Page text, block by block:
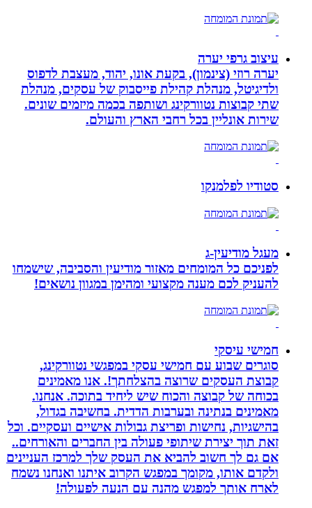
עיצוב גרפי יערה
יערה רוזי (צינמון), בקעת אונו, יהוד, מעצבת לדפוס
ולדיגיטל, מנהלת קהילת פייסבוק של עסקים, מנהלת
שתי קבוצות נטוורקינג ושותפה בכמה מיזמים שונים.
שירות אונליין בכל רחבי הארץ והעולם.
סטודיו לפלמנקו
מעגל מודיעין-ג
לפניכם כל המומחים מאזור מודיעין והסביבה, שישמחו
להעניק לכם מענה מקצועי ומהימן במגוון נושאים!
חמישי עיסקי
סוגרים שבוע עם חמישי עסקי במפגשי נטוורקינג,
קבוצת העסקים שרוצה בהצלחתך!. אנו מאמינים
בכוחה של קבוצה והכוח שיש ליחיד בתוכה. אנחנו.
מאמינים בנתינה ובערבות הדדית. בחשיבה בגדול,
בהישגיות, נחישות ופריצת גבולות אישיים ועסקיים. וכל
זאת תוך יצירת שיתופי פעולה בין החברים והאורחים..
אם גם לך חשוב להביא את העסק שלך למרכז העניינים
ולקדם אותו, מקומך במפגש הקרוב איתנו ואנחנו נשמח
לארח אותך למפגש מהנה עם הנעה לפעולה!